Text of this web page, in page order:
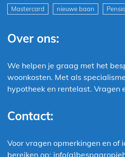
Mastercard
nieuwe baan
Over ons:
We helpen je graag met het
woonkosten. Met als
hypotheek en rentelast. Vragen
Contact:
Voor vragen opmerkingen en of
bereiken op: